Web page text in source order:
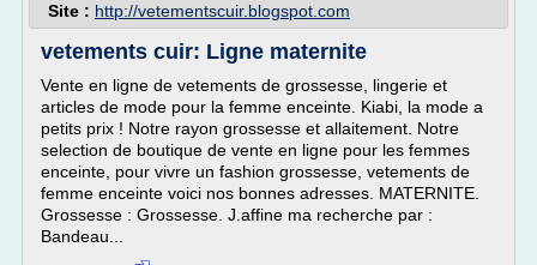
Site : http://vetementscuir.blogspot.com
vetements cuir: Ligne maternite
Vente en ligne de vetements de grossesse, lingerie et
articles de mode pour la femme enceinte. Kiabi, la mode a
petits prix ! Notre rayon grossesse et allaitement. Notre
selection de boutique de vente en ligne pour les femmes
enceinte, pour vivre un fashion grossesse, vetements de
femme enceinte voici nos bonnes adresses. MATERNITE.
Grossesse : Grossesse. J.affine ma recherche par :
Bandeau...